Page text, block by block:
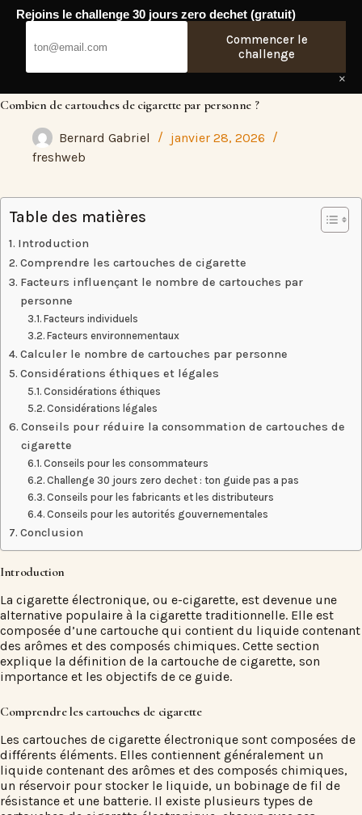
Passer
Combien de cartouches de cigarette par personne ?
Bernard Gabriel
janvier 28, 2026
freshweb
Table des matières
Introduction
Comprendre les cartouches de cigarette
Facteurs influençant le nombre de cartouches par
personne
Facteurs individuels
Facteurs environnementaux
Calculer le nombre de cartouches par personne
Considérations éthiques et légales
Considérations éthiques
Considérations légales
Conseils pour réduire la consommation de cartouches de
cigarette
Conseils pour les consommateurs
Challenge 30 jours zero dechet : ton guide pas a pas
Conseils pour les fabricants et les distributeurs
Conseils pour les autorités gouvernementales
Conclusion
Introduction
La cigarette électronique, ou e-cigarette, est devenue une
alternative populaire à la cigarette traditionnelle. Elle est
composée d’une cartouche qui contient du liquide contenant
des arômes et des composés chimiques. Cette section
explique la définition de la cartouche de cigarette, son
importance et les objectifs de ce guide.
Comprendre les cartouches de cigarette
Les cartouches de cigarette électronique sont composées de
différents éléments. Elles contiennent généralement un
liquide contenant des arômes et des composés chimiques,
un réservoir pour stocker le liquide, un bobinage de fil de
résistance et une batterie. Il existe plusieurs types de
Rejoins le challenge 30 jours zero dechet (gratuit)
Commencer le
challenge
×